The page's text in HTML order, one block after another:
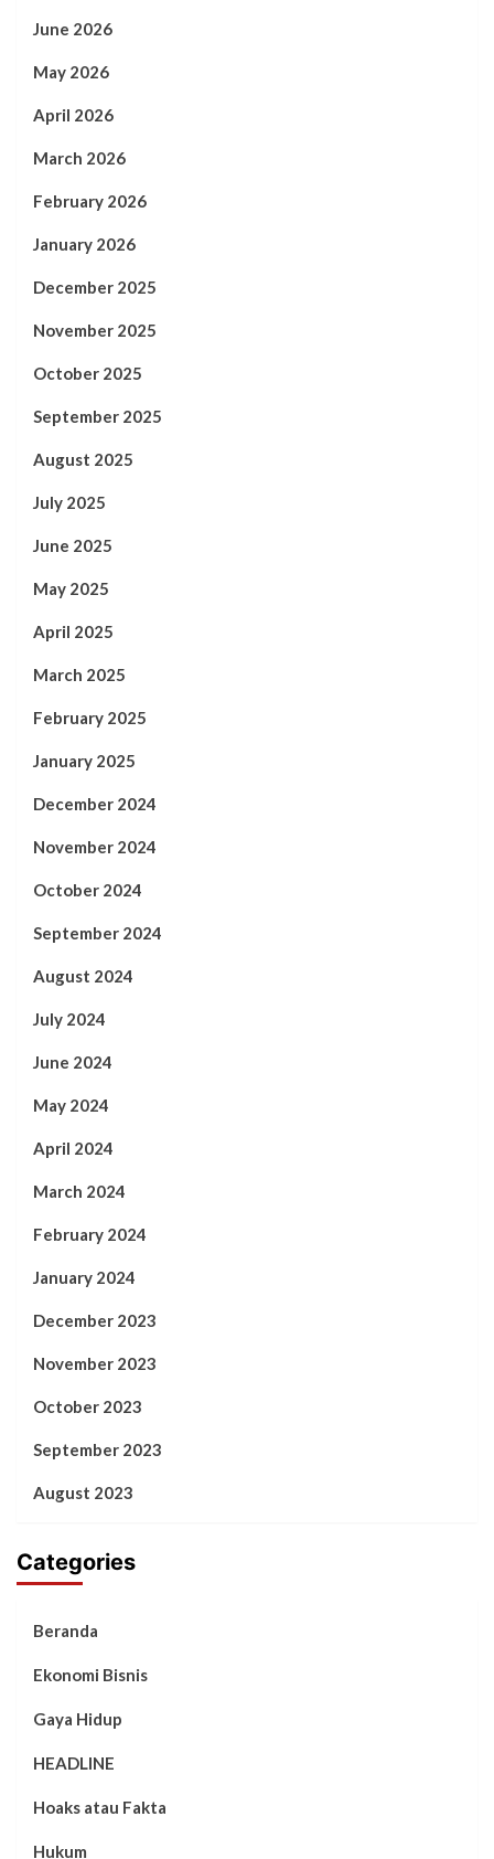
June 2026
May 2026
April 2026
March 2026
February 2026
January 2026
December 2025
November 2025
October 2025
September 2025
August 2025
July 2025
June 2025
May 2025
April 2025
March 2025
February 2025
January 2025
December 2024
November 2024
October 2024
September 2024
August 2024
July 2024
June 2024
May 2024
April 2024
March 2024
February 2024
January 2024
December 2023
November 2023
October 2023
September 2023
August 2023
Categories
Beranda
Ekonomi Bisnis
Gaya Hidup
HEADLINE
Hoaks atau Fakta
Hukum